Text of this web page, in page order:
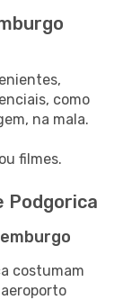
como
na mala.
filmes.
Podgorica
costumam